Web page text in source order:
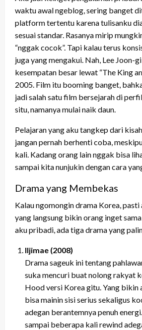
waktu awal ngeblog, sering banget
platform tertentu karena tulisanku
sesuai standar. Rasanya mirip
“nggak cocok”. Tapi kalau terus
juga yang mengakui. Nah, Lee Joon-
kesempatan besar lewat “The King
2005. Film itu booming banget,
jadi salah satu film bersejarah di
situ, namanya mulai naik daun.
Pelajaran yang aku tangkep dari
jangan pernah berhenti coba,
kali. Kadang orang lain nggak bisa
sampai kita nunjukin dengan cara
Drama yang Membekas
Kalau ngomongin drama Korea,
yang langsung bikin orang inget
aku pribadi, ada tiga drama yang
Iljimae (2008)
Drama sageuk ini tentang
suka mencuri buat nolong rakyat
Hood versi Korea gitu. Yang bikin
bisa mainin sisi serius sekaligus
adegan berantemnya penuh
sampai beberapa kali rewind